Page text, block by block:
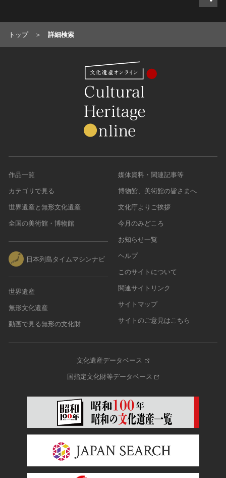
トップ 詳細検索
作品一覧
カテゴリで見る
世界遺産と無形文化遺産
全国の美術館・博物館
日本列島タイムマシンナビ
世界遺産
無形文化遺産
動画で見る無形の文化財
媒体資料・関連記事等
博物館、美術館の皆さまへ
文化庁よりご挨拶
今月のみどころ
お知らせ一覧
ヘルプ
このサイトについて
関連サイトリンク
サイトマップ
サイトのご意見はこちら
文化遺産データベース
国指定文化財等データベース